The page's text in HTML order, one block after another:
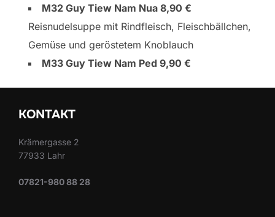
M32 Guy Tiew Nam Nua 8,90 €
Reisnudelsuppe mit Rindfleisch, Fleischbällchen,
Gemüse und geröstetem Knoblauch
M33 Guy Tiew Nam Ped 9,90 €
KONTAKT
Krämergasse 2
77933 Lahr
07821-980 88 28